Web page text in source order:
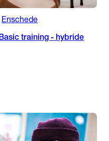
Enschede
training - hybride